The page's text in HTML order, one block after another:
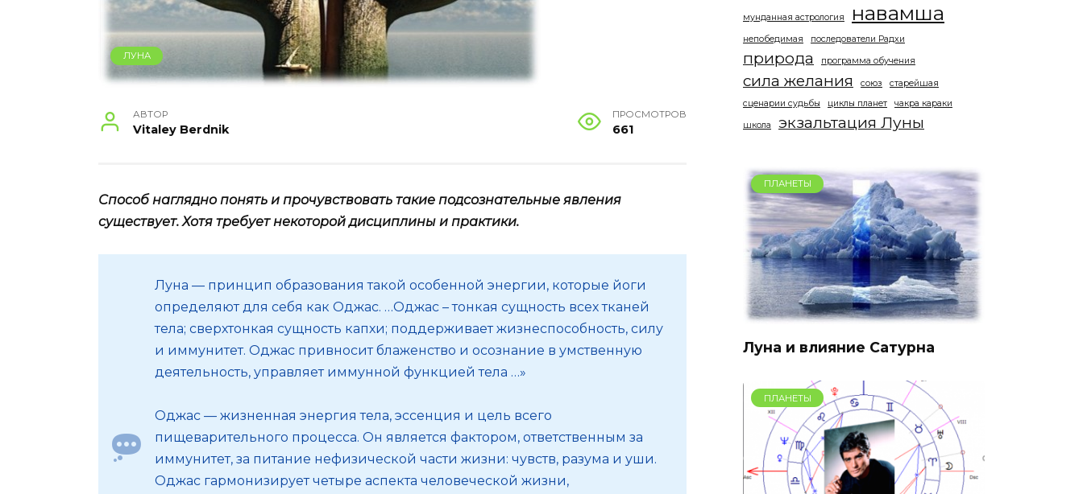
ЛУНА
АВТОР
Vitaley Berdnik
ПРОСМОТРОВ
661
Способ наглядно понять и прочувствовать такие подсознательные явления
существует. Хотя требует некоторой дисциплины и практики.
Луна — принцип образования такой особенной энергии, которые йоги
определяют для себя как Оджас. …Оджас – тонкая сущность всех тканей
тела; сверхтонкая сущность капхи; поддерживает жизнеспособность, силу
и иммунитет. Оджас привносит блаженство и осознание в умственную
деятельность, управляет иммунной функцией тела …»
Оджас — жизненная энергия тела, эссенция и цель всего
пищеварительного процесса. Он является фактором, ответственным за
иммунитет, за питание нефизической части жизни: чувств, разума и уши.
Оджас гармонизирует четыре аспекта человеческой жизни,
мунданная астрология навамша
непобедимая последователи Радхи
природа программа обучения
сила желания союз
старейшая
сценарии судьбы
циклы планет чакра караки
школа экзальтация Луны
ПЛАНЕТЫ
Луна и влияние Сатурна
ПЛАНЕТЫ